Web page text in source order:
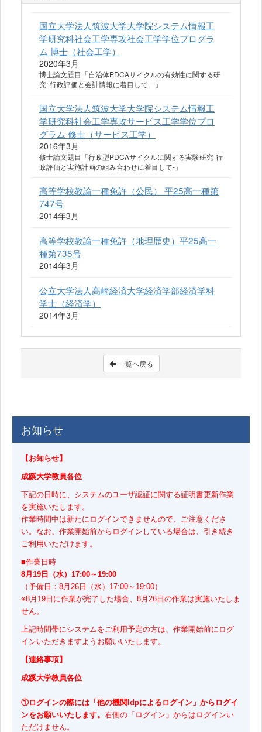
国立大学法人筑波大学大学院システム情報工
学研究科社会工学専攻社会工学学位プログラ
ム 博士（社会工学）
2020年3月
博士論文題目「自治体PDCAサイクルの有効性に関する研
究: 行政評価と会計情報に着目して―」
国立大学法人筑波大学大学院システム情報工
学研究科社会工学専攻サービス工学学位プロ
グラム 修士（サービス工学）
2016年3月
修士論文題目「行政型PDCAサイクルに関する実験研究-行
政評価と実施計画の組み合わせに着目して-」
高等学校教諭一種免許（公民） 平25高一種第
747号
2014年3月
高等学校教諭一種免許（地理歴史）平25高一
種第735号
2014年3月
公立大学法人高崎経済大学経済学部経済学科
学士（経済学）
2014年3月
一覧へ戻る
お知らせ
【お知らせ】
成蹊大学教員各位
下記の日時に、システムのユーザ認証に関する証明書更新作業
を実施いたします。
作業時間中は新たにログインできませんので、ご注意くださ
い。なお、作業開始前からログインしている場合は、引き続き
ご利用いただけます。
■作業日時
8月19日（水）17:00～19:00
（予備日：8月26日（水）17:00～19:00）
※8月19日に作業が完了した場合、8月26日の作業は実施いたしま
せん。
上記時間帯にシステムをご利用予定の方は、作業開始前にログ
インいただきますようお願いいたします。
【連絡事項】
成蹊大学教員各位
①ログインの際には「他の機関Idpによるログイン」からログイ
ンをお願いいたします。 右側の「ログイン」からはログインい
ただけません。